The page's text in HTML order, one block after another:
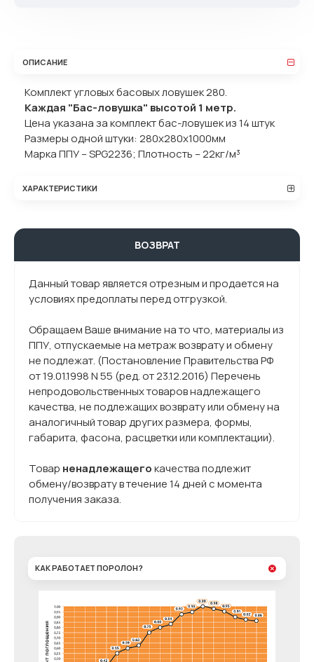
КАК РАБОТАЕТ ПОРОЛОН?
ОПИСАНИЕ
Комплект угловых басовых ловушек 280.
Каждая "Бас-ловушка" высотой 1 метр.
Цена указана за комплект бас-ловушек из 14 штук
Размеры одной штуки: 280x280x1000мм
Марка ППУ – SPG2236; Плотность – 22кг/м³
ХАРАКТЕРИСТИКИ
ВОЗВРАТ
Данный товар является отрезным и продается на
условиях предоплаты перед отгрузкой.
Обращаем Ваше внимание на то что, материалы из
ППУ, отпускаемые на метраж возврату и обмену
не подлежат. (Постановление Правительства РФ
от 19.01.1998 N 55 (ред. от 23.12.2016) Перечень
непродовольственных товаров надлежащего
качества, не подлежащих возврату или обмену на
аналогичный товар других размера, формы,
габарита, фасона, расцветки или комплектации).
Товар ненадлежащегокачества подлежит
обмену/возврату в течение 14 дней с момента
получения заказа.